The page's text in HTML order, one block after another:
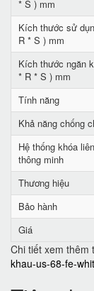
* S ) mm
Kích thước sử
R * S ) mm
Kích thước ngăn
* R * S ) mm
Tính năng
Khả năng chống
Hệ thống khóa
thông minh
Thương hiệu
Bảo hành
Giá
Chi tiết xem thêm
khau-us-68-fe-